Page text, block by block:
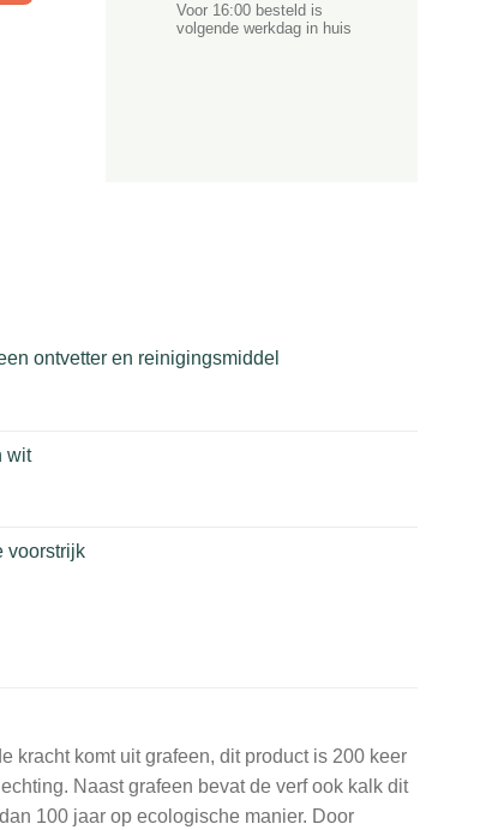
Voor 16:00 besteld is
volgende werkdag in huis
ontvetter en reinigingsmiddel
wit
voorstrijk
kracht komt uit grafeen, dit product is 200 keer
Naast grafeen bevat de verf ook kalk dit
100 jaar op ecologische manier. Door